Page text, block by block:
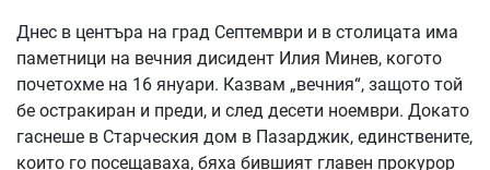
Днес в центъра на град Септември и в столицата има
паметници на вечния дисидент Илия Минев, когото
почетохме на 16 януари. Казвам „вечния“, защото той
бе остракиран и преди, и след десети ноември. Докато
гаснеше в Старческия дом в Пазарджик, единствените,
които го посещаваха, бяха бившият главен прокурор